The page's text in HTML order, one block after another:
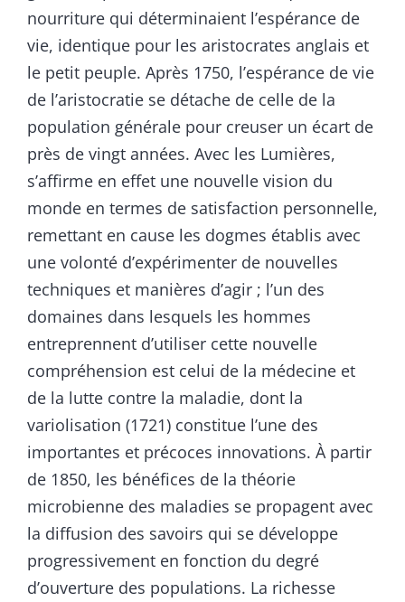
nourriture qui déterminaient l’espérance de
vie, identique pour les aristocrates anglais et
le petit peuple. Après 1750, l’espérance de vie
de l’aristocratie se détache de celle de la
population générale pour creuser un écart de
près de vingt années. Avec les Lumières,
s’affirme en effet une nouvelle vision du
monde en termes de satisfaction personnelle,
remettant en cause les dogmes établis avec
une volonté d’expérimenter de nouvelles
techniques et manières d’agir ; l’un des
domaines dans lesquels les hommes
entreprennent d’utiliser cette nouvelle
compréhension est celui de la médecine et
de la lutte contre la maladie, dont la
variolisation (1721) constitue l’une des
importantes et précoces innovations. À partir
de 1850, les bénéfices de la théorie
microbienne des maladies se propagent avec
la diffusion des savoirs qui se développe
progressivement en fonction du degré
d’ouverture des populations. La richesse